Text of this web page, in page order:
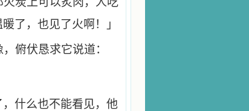
了，也见了火啊！」
俯伏恳求它说道：
什么也不能看见，他